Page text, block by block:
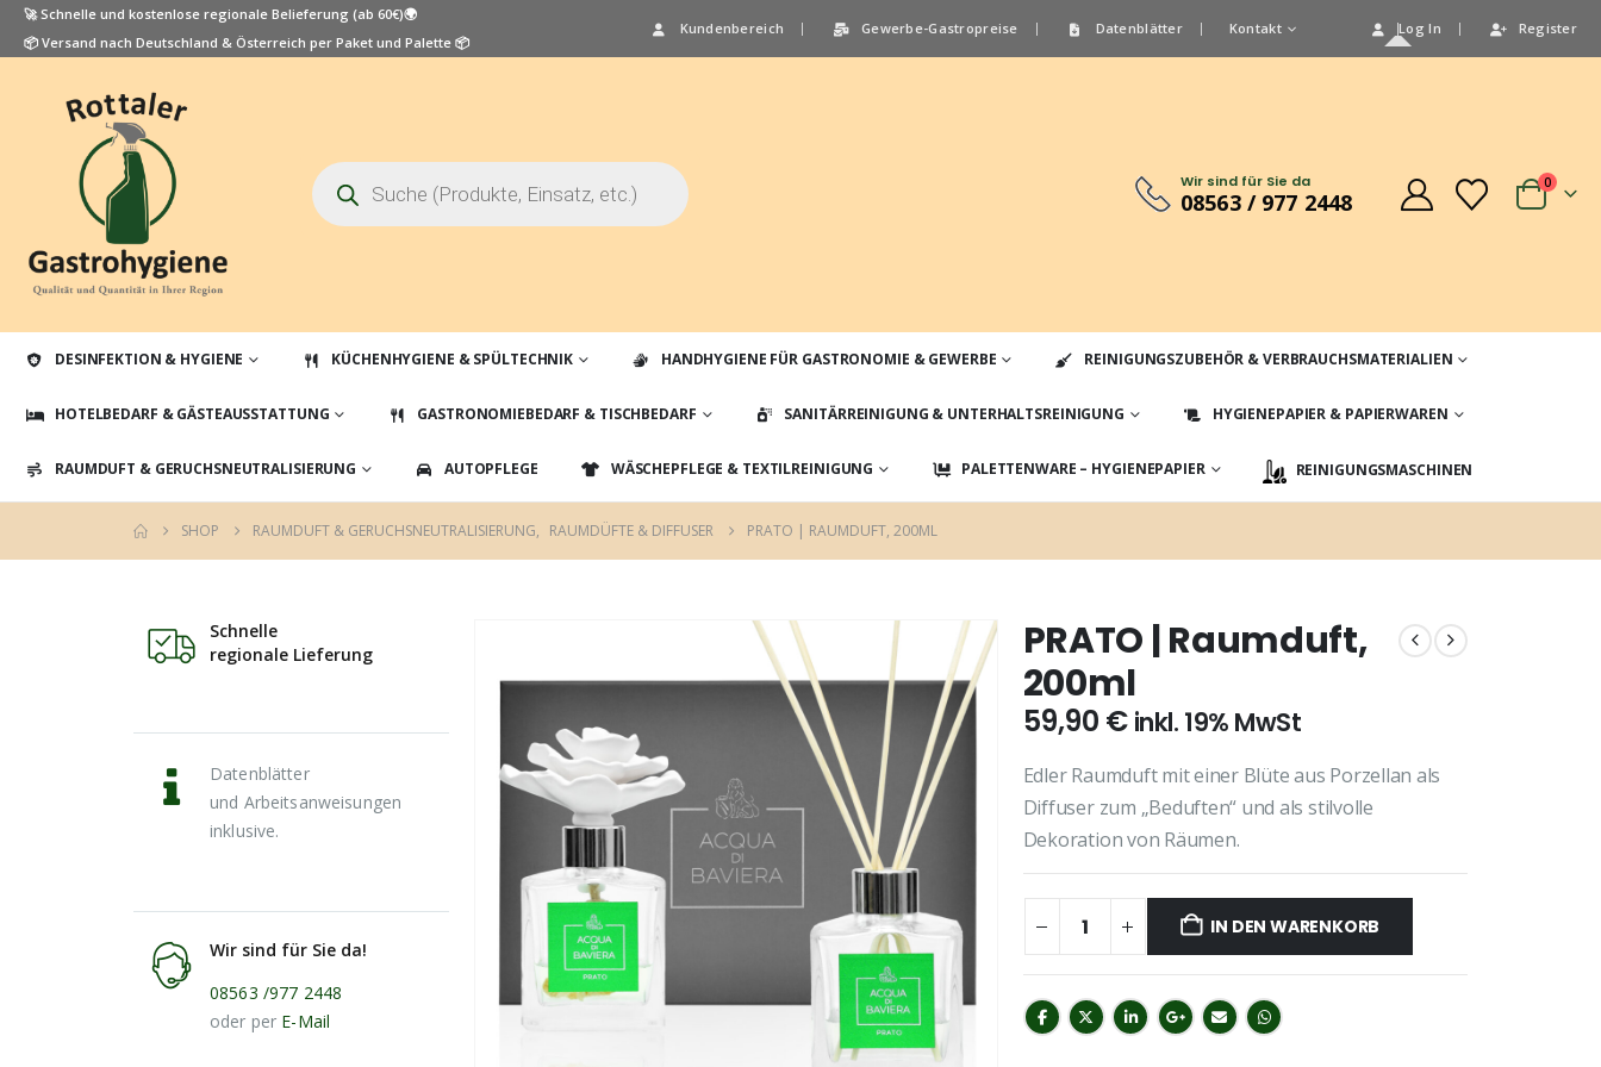
🚀 Schnelle und kostenlose regionale Belieferung (ab 60€)🌍
📦 Versand nach Deutschland & Österreich per Paket und Palette 📦
Kundenbereich Gewerbe-Gastropreise Datenblätter Kontakt Log In Register
Products
search Wir sind für Sie da
08563 / 977 2448
0
DESINFEKTION & HYGIENE KÜCHENHYGIENE & SPÜLTECHNIK HANDHYGIENE FÜR GASTRONOMIE & GEWERBE REINIGUNGSZUBEHÖR & VERBRAUCHSMATERIALIEN
HOTELBEDARF & GÄSTEAUSSTATTUNG GASTRONOMIEBEDARF & TISCHBEDARF SANITÄRREINIGUNG & UNTERHALTSREINIGUNG HYGIENEPAPIER & PAPIERWAREN
RAUMDUFT & GERUCHSNEUTRALISIERUNG AUTOPFLEGE WÄSCHEPFLEGE & TEXTILREINIGUNG PALETTENWARE – HYGIENEPAPIER REINIGUNGSMASCHINEN
SHOP RAUMDUFT & GERUCHSNEUTRALISIERUNG, RAUMDÜFTE & DIFFUSER PRATO | RAUMDUFT, 200ML
PRATO | Raumduft,
200ml
59,90 € inkl. 19% MwSt
Edler Raumduft mit einer Blüte aus Porzellan als
Diffuser zum „Beduften“ und als stilvolle
Dekoration von Räumen.
IN DEN WARENKORB
Schnelle
regionale Lieferung
Datenblätter
und Arbeitsanweisungen
inklusive.
Wir sind für Sie da!
08563 /977 2448
oder per E-Mail